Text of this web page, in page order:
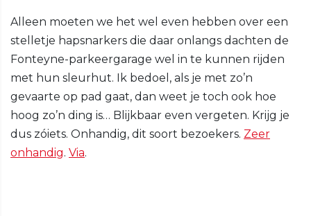
Alleen moeten we het wel even hebben over een
stelletje hapsnarkers die daar onlangs dachten de
Fonteyne-parkeergarage wel in te kunnen rijden
met hun sleurhut. Ik bedoel, als je met zo’n
gevaarte op pad gaat, dan weet je toch ook hoe
hoog zo’n ding is… Blijkbaar even vergeten. Krijg je
dus zóiets. Onhandig, dit soort bezoekers. Zeer
onhandig. Via.